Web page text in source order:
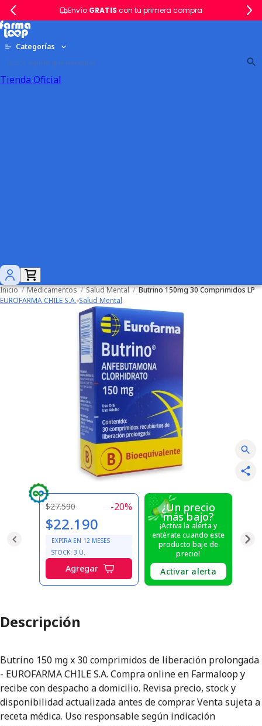
Envío GRATIS con tu primera compra
Categorías
Tienda Oficial
Inicio / Medicamentos / Salud Mental / Butrino 150mg 30 Comprimidos LP
EUROFARMA CHILE S.A. Salud Mental
$27.590 -20%
$22.190
EXPIRA EN 12 MESES
STOCK: 3 U.
Agregar
¿Un precio
más bajo?
¡Activa la alerta y
entérate cuando este
producto baje de
precio!
Activar alerta
Descripción
Butrino 150 mg x 30 comprimidos de liberación prolongada
- EUROFARMA CHILE S.A. Compra online en Farmaloop y
recibe con despacho a domicilio. Revisa precio, stock y
disponibilidad actualizada antes de comprar. Venta sujeta a
receta médica. Uso responsable según indicación